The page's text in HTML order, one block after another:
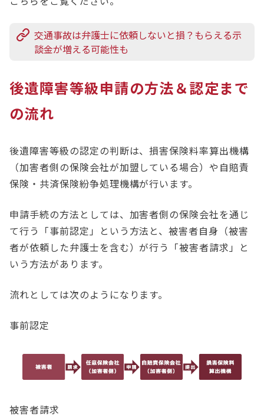
交通事故は弁護士に依頼しないと損？もらえる示
談金が増える可能性も
後遺障害等級申請の方法＆認定まで
の流れ
後遺障害等級の認定の判断は、損害保険料率算出機構
（加害者側の保険会社が加盟している場合）や自賠責
保険・共済保険紛争処理機構が行います。
申請手続の方法としては、加害者側の保険会社を通じ
て行う「事前認定」という方法と、被害者自身（被害
者が依頼した弁護士を含む）が行う「被害者請求」と
いう方法があります。
流れとしては次のようになります。
事前認定
被害者請求